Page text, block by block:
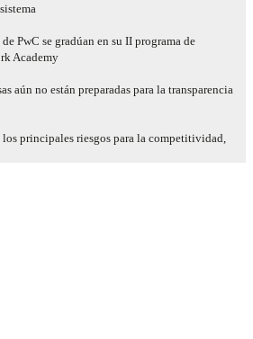
PwC se gradúan en su II programa de
Academy
aún no están preparadas para la transparencia
principales riesgos para la competitividad,